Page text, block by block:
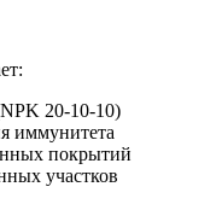
20-10-10)
иммунитета
покрытий
участков